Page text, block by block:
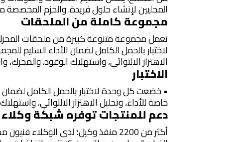
المحليين لإنشاء حلول فريدة. والحزم
مجموعة كاملة من الملحقات
تعمل مجموعة متنوعة كبيرة من ملحقات
لاختبار بالحمل الكامل لضمان الأداء السليم
الاهتزاز الالتوائي، واستهلاك الوقود، والمحرك،
الاختبار
• خضعت كل وحدة لاختبار بالحمل الكامل لضمان
خاصة للأداء، وتحليل الاهتزاز الالتوائي،
دعم للمنتجات توفره شبكة وكلاء Cat العالمية